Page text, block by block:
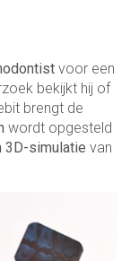
voor een
bekijkt hij of
brengt de
wordt opgesteld
3D-simulatie van